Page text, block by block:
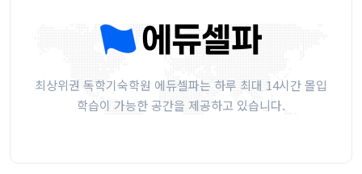
최상위권 독학기숙학원 에듀셀파는 하루 최대 14시간 몰입
학습이 가능한 공간을 제공하고 있습니다.